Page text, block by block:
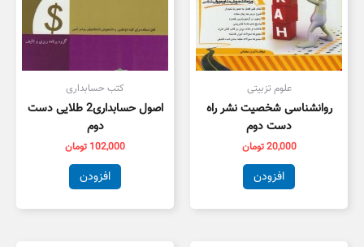
علوم تزبیتی
روانشناسی شخصیت نشر راه
دست دوم
20,000تومان
افزودن
کتب حسابداری
اصول حسابداری2 طلایی دست
دوم
102,000 تومان
افزودن